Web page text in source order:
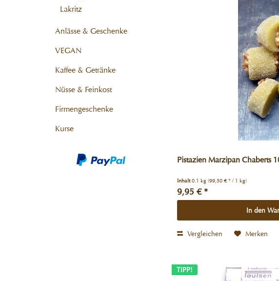
Lakritz
Anlässe & Geschenke
VEGAN
Kaffee & Getränke
Nüsse & Feinkost
Firmengeschenke
Kurse
Pistazien Marzipan Chaberts
Inhalt0.1 kg(99,50 € * / 1 kg)
9,95 € *
In den
Vergleichen Merken
TIPP!